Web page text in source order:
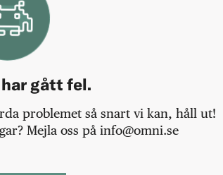
gått fel.
problemet så snart vi kan, håll ut!
Mejla oss på info@omni.se